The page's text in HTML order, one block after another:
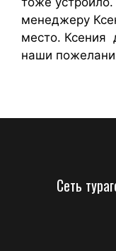
менеджеру
место. Ксения
наши
Сеть